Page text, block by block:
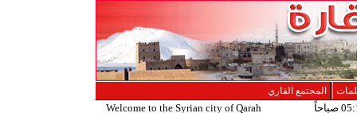
المجتمع القاري
Welcome to the Syrian city of Qarah